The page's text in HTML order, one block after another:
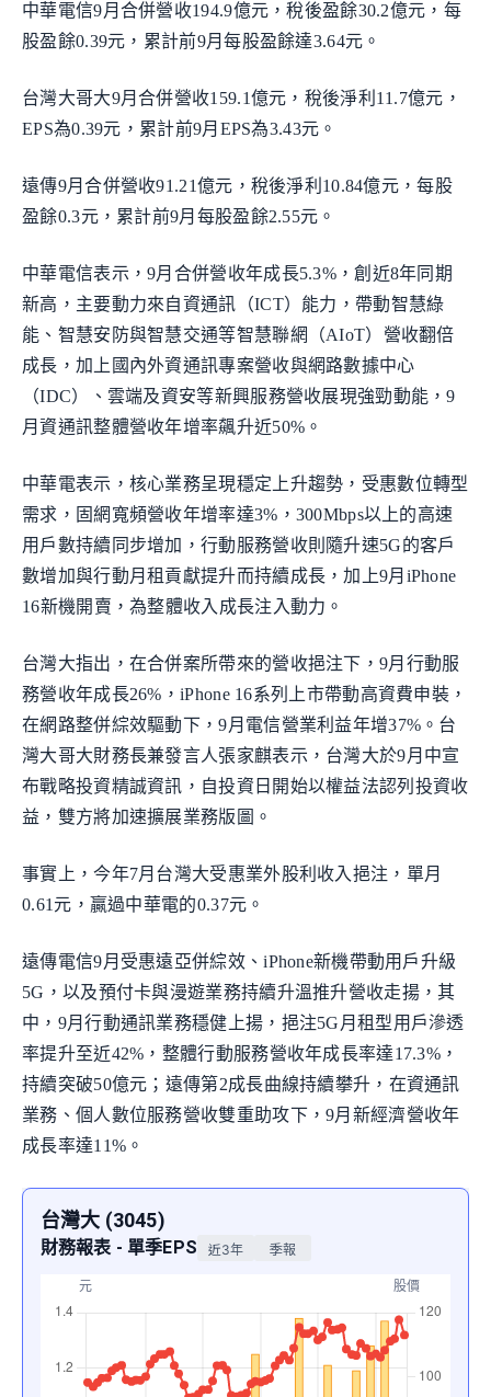
中華電信9月合併營收194.9億元，稅後盈餘30.2億元，每
股盈餘0.39元，累計前9月每股盈餘達3.64元。
台灣大哥大9月合併營收159.1億元，稅後淨利11.7億元，
EPS為0.39元，累計前9月EPS為3.43元。
遠傳9月合併營收91.21億元，稅後淨利10.84億元，每股
盈餘0.3元，累計前9月每股盈餘2.55元。
中華電信表示，9月合併營收年成長5.3%，創近8年同期
新高，主要動力來自資通訊（ICT）能力，帶動智慧綠
能、智慧安防與智慧交通等智慧聯網（AIoT）營收翻倍
成長，加上國內外資通訊專案營收與網路數據中心
（IDC）、雲端及資安等新興服務營收展現強勁動能，9
月資通訊整體營收年增率飆升近50%。
中華電表示，核心業務呈現穩定上升趨勢，受惠數位轉型
需求，固網寬頻營收年增率達3%，300Mbps以上的高速
用戶數持續同步增加，行動服務營收則隨升速5G的客戶
數增加與行動月租貢獻提升而持續成長，加上9月iPhone
16新機開賣，為整體收入成長注入動力。
台灣大指出，在合併案所帶來的營收挹注下，9月行動服
務營收年成長26%，iPhone 16系列上市帶動高資費申裝，
在網路整併綜效驅動下，9月電信營業利益年增37%。台
灣大哥大財務長兼發言人張家麒表示，台灣大於9月中宣
布戰略投資精誠資訊，自投資日開始以權益法認列投資收
益，雙方將加速擴展業務版圖。
事實上，今年7月台灣大受惠業外股利收入挹注，單月
0.61元，贏過中華電的0.37元。
遠傳電信9月受惠遠亞併綜效、iPhone新機帶動用戶升級
5G，以及預付卡與漫遊業務持續升溫推升營收走揚，其
中，9月行動通訊業務穩健上揚，挹注5G月租型用戶滲透
率提升至近42%，整體行動服務營收年成長率達17.3%，
持續突破50億元；遠傳第2成長曲線持續攀升，在資通訊
業務、個人數位服務營收雙重助攻下，9月新經濟營收年
成長率達11%。